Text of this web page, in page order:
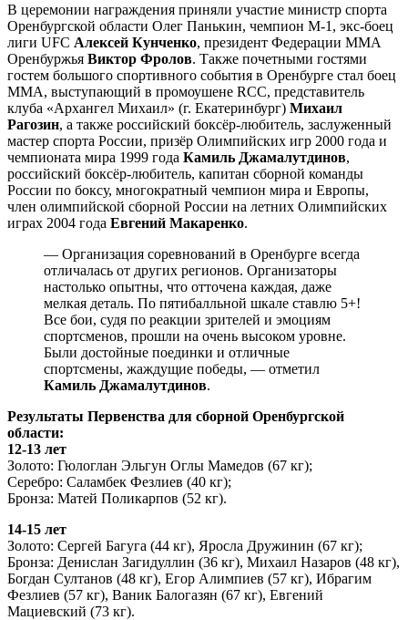
В церемонии награждения приняли участие министр спорта
Оренбургской области Олег Панькин, чемпион М-1, экс-боец
лиги UFC Алексей Кунченко, президент Федерации ММА
Оренбуржья Виктор Фролов. Также почетными гостями
гостем большого спортивного события в Оренбурге стал боец
ММА, выступающий в промоушене RCC, представитель
клуба «Архангел Михаил» (г. Екатеринбург) Михаил
Рагозин, а также российский боксёр-любитель, заслуженный
мастер спорта России, призёр Олимпийских игр 2000 года и
чемпионата мира 1999 года Камиль Джамалутдинов,
российский боксёр-любитель, капитан сборной команды
России по боксу, многократный чемпион мира и Европы,
член олимпийской сборной России на летних Олимпийских
играх 2004 года Евгений Макаренко.
— Организация соревнований в Оренбурге всегда
отличалась от других регионов. Организаторы
настолько опытны, что отточена каждая, даже
мелкая деталь. По пятибалльной шкале ставлю 5+!
Все бои, судя по реакции зрителей и эмоциям
спортсменов, прошли на очень высоком уровне.
Были достойные поединки и отличные
спортсмены, жаждущие победы, — отметил
Камиль Джамалутдинов.
Результаты Первенства для сборной Оренбургской
области:
12-13 лет
Золото: Гюлоглан Эльгун Оглы Мамедов (67 кг);
Серебро: Саламбек Фезлиев (40 кг);
Бронза: Матей Поликарпов (52 кг).
14-15 лет
Золото: Сергей Багуга (44 кг), Яросла Дружинин (67 кг);
Бронза: Денислан Загидуллин (36 кг), Михаил Назаров (48 кг),
Богдан Султанов (48 кг), Егор Алимпиев (57 кг), Ибрагим
Фезлиев (57 кг), Ваник Балогазян (67 кг), Евгений
Мациевский (73 кг).